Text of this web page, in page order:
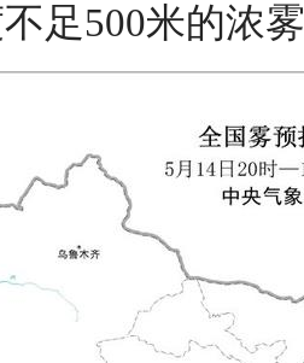
足500米的浓